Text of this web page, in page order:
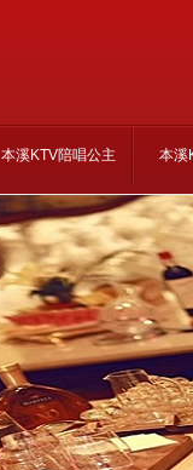
本溪KTV陪唱公主 本溪